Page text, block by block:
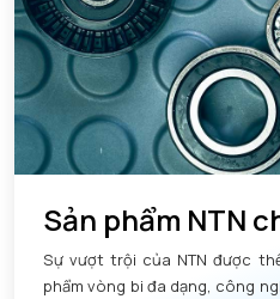
Sản phẩm NTN
Sự vượt trội của NTN được
phẩm vòng bi đa dạng, công